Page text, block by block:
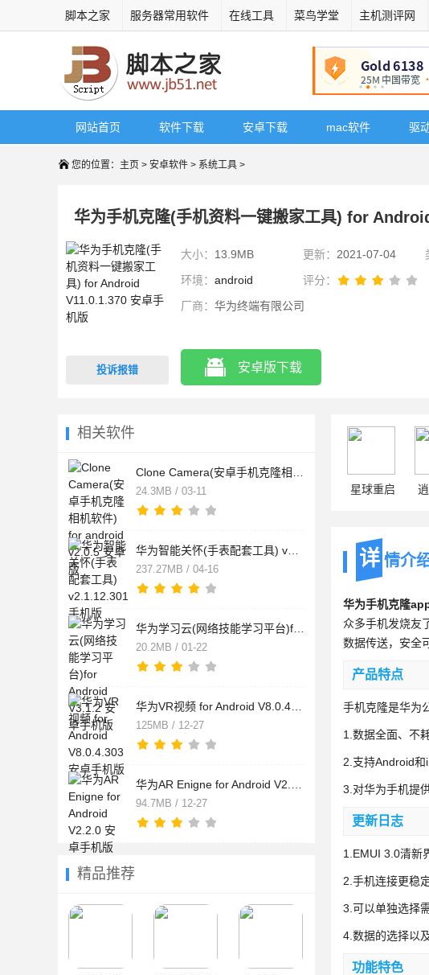
脚本之家 服务器常用软件 在线工具 菜鸟学堂 主机测评网
网站首页 软件下载 安卓下载 mac软件 驱
您的位置： 主页 > 安卓软件 > 系统工具 >
华为手机克隆(手机资料一键搬家工具) for
投诉报错
大小： 13.9MB 更新： 2021-07-04
环境： android
评分：
厂商： 华为终端有限公司
安卓版下载
相关软件
24.3MB / 03-11
237.27MB / 04-16
20.2MB / 01-22
125MB / 12-27
94.7MB / 12-27
精品推荐
星球重启
详 情介
华为手机克隆
众多手机发烧友
数据传送，安全
产品特点
手机克隆是华为
1.数据全面、不
2.支持Android和
3.对华为手机提
更新日志
1.EMUI 3.0清新
2.手机连接更稳
3.可以单独选择
4.数据的选择以
功能特色